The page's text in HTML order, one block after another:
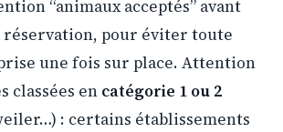
“animaux acceptés” avant
réservation, pour éviter toute
une fois sur place. Attention
classées en catégorie 1 ou 2
: certains établissements